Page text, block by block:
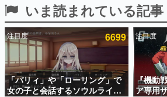
ピックアップ
電ファミのいま読まれている記事ランキン
アプリセール情報
インタビュー
いま読まれている記事
注目度 6699
「パリィ」や「ローリング」で
女の子と会話するソウルライク
注目度
『機動
ア専用